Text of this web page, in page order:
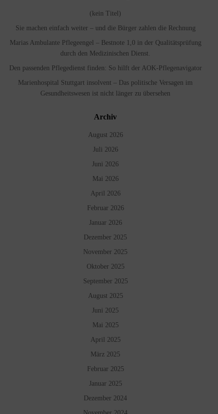
(kein Titel)
Sie machen einfach weiter – und die Bürger zahlen die Rechnung
Marias Ambulante Pflegeengel – Bestnote 1,0 in der Qualitätsprüfung
durch den Medizinischen Dienst.
Den passenden Pflegedienst finden: So hilft der AOK-Pflegenavigator
Marienhospital Stuttgart insolvent – Das politische Versagen im
Gesundheitswesen ist nicht länger zu übersehen
Archiv
August 2026
Juli 2026
Juni 2026
Mai 2026
April 2026
Februar 2026
Januar 2026
Dezember 2025
November 2025
Oktober 2025
September 2025
August 2025
Juni 2025
Mai 2025
April 2025
März 2025
Februar 2025
Januar 2025
Dezember 2024